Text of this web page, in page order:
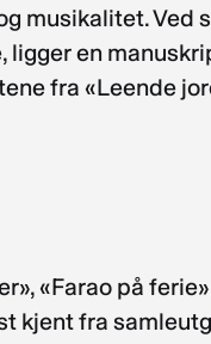
musikalitet. Ved
en
fra «Leende
«Farao på
kjent fra